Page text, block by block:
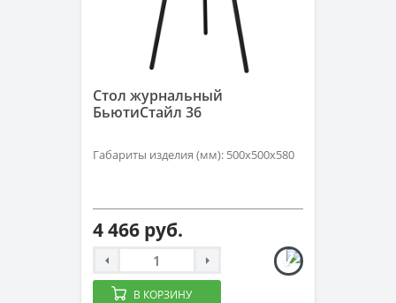
Стол журнальный
БьютиСтайл 36
Габариты изделия (мм): 500x500x580
4 466 руб.
В КОРЗИНУ